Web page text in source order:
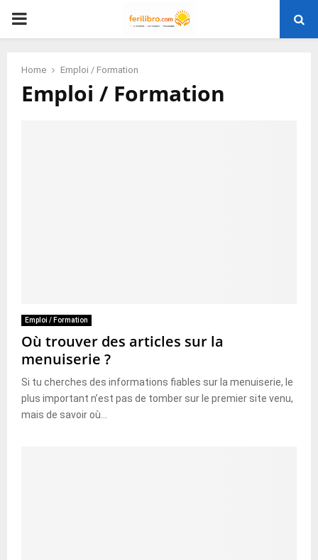
PRIMARY
Home Emploi / Formation
Emploi / Formation
Emploi / Formation
Où trouver des articles sur la
menuiserie ?
Si tu cherches des informations fiables sur la menuiserie, le
plus important n’est pas de tomber sur le premier site venu,
mais de savoir où...